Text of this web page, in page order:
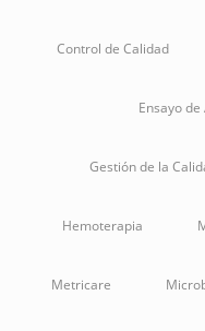
Control de Calidad
Ensayo
Gestión de la
Hemoterapia
Metricare